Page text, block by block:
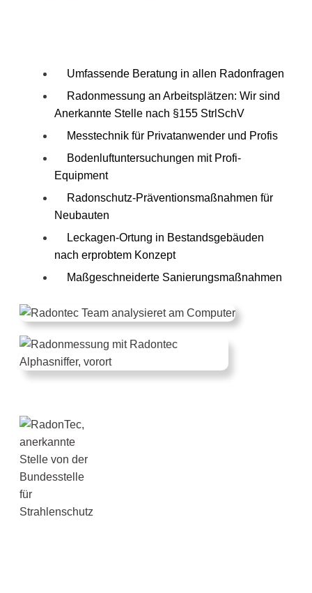
Umfassende Beratung in allen Radonfragen
Radonmessung an Arbeitsplätzen: Wir sind
Anerkannte Stelle nach §155 StrlSchV
Messtechnik für Privatanwender und Profis
Bodenluftuntersuchungen mit Profi-
Equipment
Radonschutz-Präventionsmaßnahmen für
Neubauten
Leckagen-Ortung in Bestandsgebäuden
nach erprobtem Konzept
Maßgeschneiderte Sanierungsmaßnahmen